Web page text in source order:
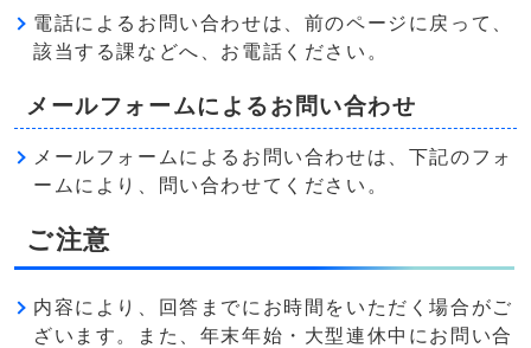
電話によるお問い合わせは、前のページに戻って、
該当する課などへ、お電話ください。
メールフォームによるお問い合わせ
メールフォームによるお問い合わせは、下記のフォ
ームにより、問い合わせてください。
ご注意
内容により、回答までにお時間をいただく場合がご
ざいます。また、年末年始・大型連休中にお問い合